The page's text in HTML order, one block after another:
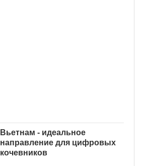
Вьетнам - идеальное
направление для цифровых
кочевников